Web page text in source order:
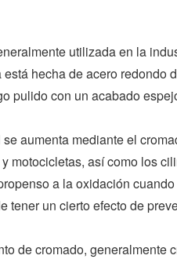
utilizada en la
hecha de acero redondo
pulido con un acabado
aumenta mediante el
motocicletas, así como los
a la oxidación
tener un cierto efecto de
de cromado, generalmente